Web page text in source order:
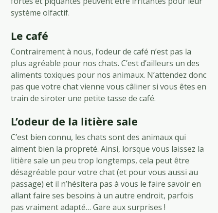
système olfactif.
Le café
Contrairement à nous, l’odeur de café n’est pas la
plus agréable pour nos chats. C’est d’ailleurs un des
aliments toxiques pour nos animaux. N’attendez donc
pas que votre chat vienne vous câliner si vous êtes en
train de siroter une petite tasse de café.
L’odeur de la litière sale
C’est bien connu, les chats sont des animaux qui
aiment bien la propreté. Ainsi, lorsque vous laissez la
litière sale un peu trop longtemps, cela peut être
désagréable pour votre chat (et pour vous aussi au
passage) et il n’hésitera pas à vous le faire savoir en
allant faire ses besoins à un autre endroit, parfois
pas vraiment adapté… Gare aux surprises !